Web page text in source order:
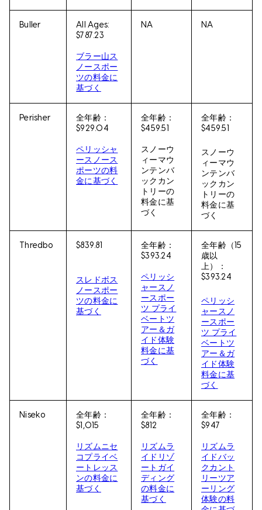
Buller
All Ages:
$787.23
ブラー山ス
ノースポー
ツの料金に
基づく
NA NA
Perisher
全年齢：
$929.04
ペリッシャ
ースノース
ポーツの料
金に基づく
全年齢：
$459.51
スノーウ
ィーマウ
ンテンバ
ックカン
トリーの
料金に基
づく
全年齢：
$459.51
スノーウ
ィーマウ
ンテンバ
ックカン
トリーの
料金に基
づく
Thredbo $839.81
スレドボス
ノースポー
ツの料金に
基づく
全年齢：
$393.24
ペリッシ
ャースノ
ースポー
ツ プライ
ベートツ
アー＆ガ
イド体験
料金に基
づく
全年齢（15
歳以
上）：
$393.24
ペリッシ
ャースノ
ースポー
ツ プライ
ベートツ
アー＆ガ
イド体験
料金に基
づく
Niseko
全年齢：
$1,015
リズムニセ
コプライベ
ートレッス
ンの料金に
基づく
全年齢：
$812
リズムラ
イドリゾ
ートガイ
ディング
の料金に
基づく
全年齢：
$947
リズムラ
イドバッ
クカント
リーツア
ーリング
体験の料